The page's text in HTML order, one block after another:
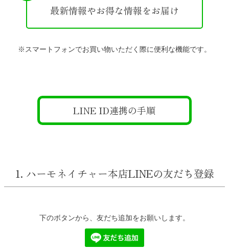
最新情報やお得な情報をお届け
※スマートフォンでお買い物いただく際に便利な機能です。
LINE ID連携の手順
1. ハーモネイチャー本店LINEの友だち登録
下のボタンから、友だち追加をお願いします。